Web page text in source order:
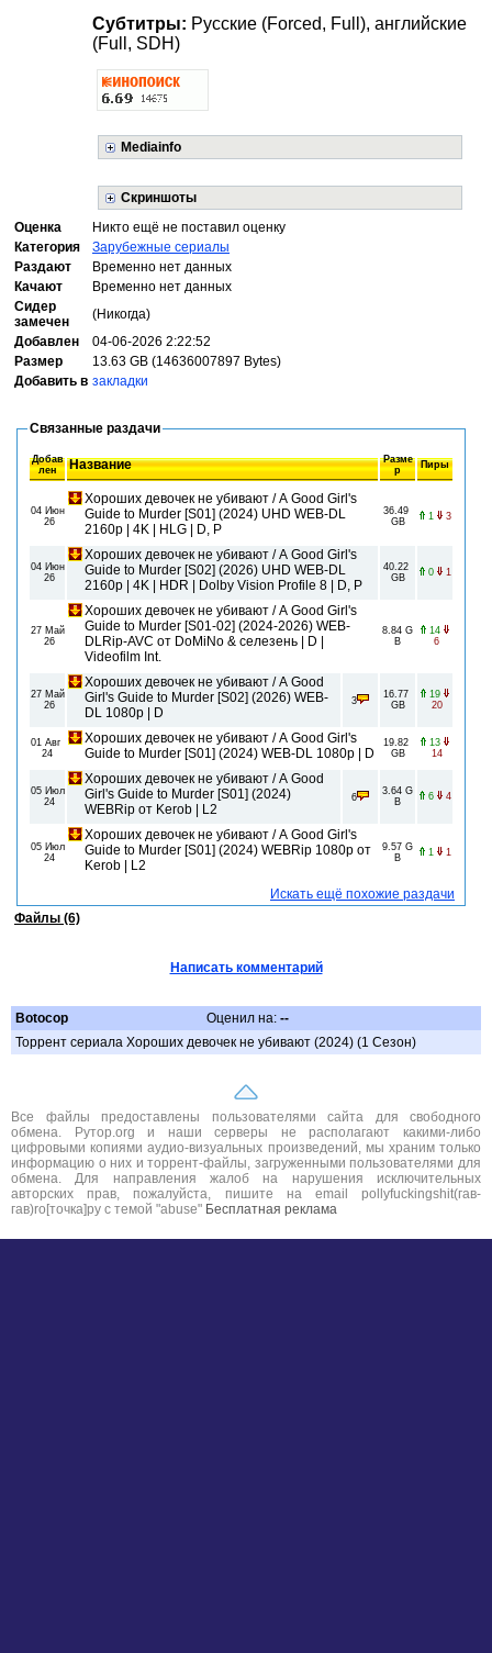
Субтитры: Русские (Forced, Full), английские
(Full, SDH)
Mediainfo
Скриншоты
Оценка
Никто ещё не поставил оценку
Категория
Зарубежные сериалы
Раздают
Временно нет данных
Качают
Временно нет данных
Сидер
замечен
(Никогда)
Добавлен
04-06-2026 2:22:52
Размер
13.63 GB (14636007897 Bytes)
Добавить в закладки
Связанные раздачи
Добав
лен
Название
Разме
р
Пиры
04 Июн
26
Хороших девочек не убивают / A Good Girl's
Guide to Murder [S01] (2024) UHD WEB-DL
2160p | 4K | HLG | D, P
36.49
GB
1 3
04 Июн
26
Хороших девочек не убивают / A Good Girl's
Guide to Murder [S02] (2026) UHD WEB-DL
2160p | 4K | HDR | Dolby Vision Profile 8 | D, P
40.22
GB
0 1
27 Май
26
Хороших девочек не убивают / A Good Girl's
Guide to Murder [S01-02] (2024-2026) WEB-
DLRip-AVC от DoMiNo & селезень | D |
Videofilm Int.
8.84 G
B
14
6
27 Май
26
Хороших девочек не убивают / A Good
Girl's Guide to Murder [S02] (2026) WEB-
DL 1080p | D
3
16.77
GB
19
20
01 Авг
24
Хороших девочек не убивают / A Good Girl's
Guide to Murder [S01] (2024) WEB-DL 1080p | D
19.82
GB
13
14
05 Июл
24
Хороших девочек не убивают / A Good
Girl's Guide to Murder [S01] (2024)
WEBRip от Kerob | L2
6
3.64 G
B
6 4
05 Июл
24
Хороших девочек не убивают / A Good Girl's
Guide to Murder [S01] (2024) WEBRip 1080p от
Kerob | L2
9.57 G
B
1 1
Искать ещё похожие раздачи
Файлы (6)
Написать комментарий
Botocop Оценил на: --
Торрент сериала Хороших девочек не убивают (2024) (1 Сезон)
Все файлы предоставлены пользователями сайта для свободного
обмена. Рутор.org и наши серверы не располагают какими-либо
цифровыми копиями аудио-визуальных произведений, мы храним только
информацию о них и торрент-файлы, загруженными пользователями для
обмена. Для направления жалоб на нарушения исключительных
авторских прав, пожалуйста, пишите на email pollyfuckingshit(гав-
гав)ro[точка]ру с темой "abuse" Бесплатная реклама